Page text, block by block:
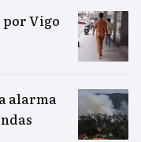
por Vigo
alarma